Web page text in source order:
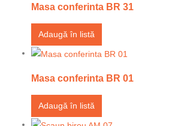
Masa conferinta BR 31
Adaugă în listă
Masa conferinta BR 01
Adaugă în listă